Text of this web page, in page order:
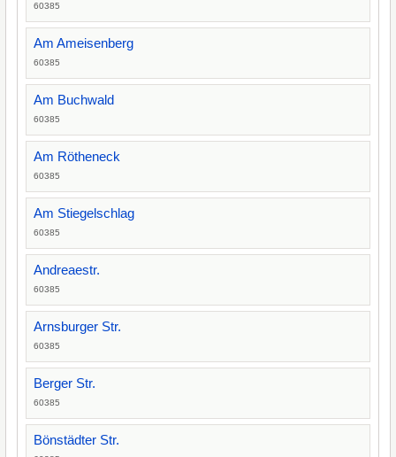
60385
Am Ameisenberg
60385
Am Buchwald
60385
Am Rötheneck
60385
Am Stiegelschlag
60385
Andreaestr.
60385
Arnsburger Str.
60385
Berger Str.
60385
Bönstädter Str.